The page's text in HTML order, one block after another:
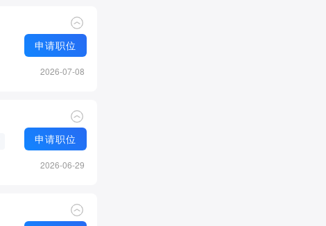
申请职位
2026-07-08
申请职位
2026-06-29